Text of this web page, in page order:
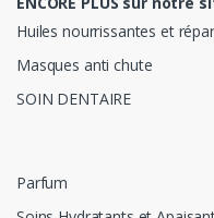
Huiles nourrissantes et
Masques anti chute
SOIN DENTAIRE
Parfum